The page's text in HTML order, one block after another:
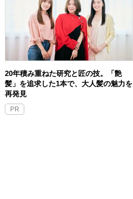
20年積み重ねた研究と匠の技。「艶
髪」を追求した1本で、大人髪の魅力を
再発見
PR